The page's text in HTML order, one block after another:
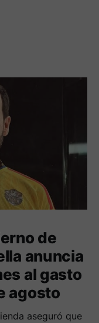
de
anuncia
al gasto
agosto
aseguró que